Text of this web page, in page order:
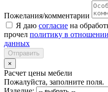
Пожелания/комментарии
Я даю согласие на
прочел политику в
данных
Отправить
×
Расчет цены мебели
Пожалуйста, заполните поля.